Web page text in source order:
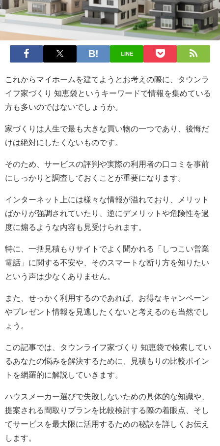
LINE
これからマイホームを建てようとお考えの際に、タウンラ
イフ家づくり 知恵袋というキーワードで情報を集めている
方も多いのではないでしょうか。
家づくりは人生で最も大きな買い物の一つであり、後悔だ
けは絶対にしたくないものです。
そのため、サービスの評判や実際の利用者の口コミを事前
にしっかりと調査しておくことが重要になります。
インターネット上には様々な情報が溢れており、メリット
ばかりが強調されていたり、逆にデメリットや危険性を過
度に煽るような内容も見受けられます。
特に、一括見積もりサイトでよく聞かれる「しつこい営業
電話」に関する不安や、そのスマートな断り方を知りたい
という声は少なくありません。
また、せっかく利用するのであれば、お得なキャンペーン
やプレゼント情報を見逃したくないと考えるのも当然でし
ょう。
この記事では、タウンライフ家づくり 知恵袋で検索してい
るあなたの悩みを解決するために、見積もりの比較ポイン
トを網羅的に解説していきます。
ハウスメーカー選びで失敗しないための具体的な知識や、
提案される間取りプランを比較検討する際の着眼点、そし
てサービスを最大限に活用するための秘訣を詳しくお伝え
します。